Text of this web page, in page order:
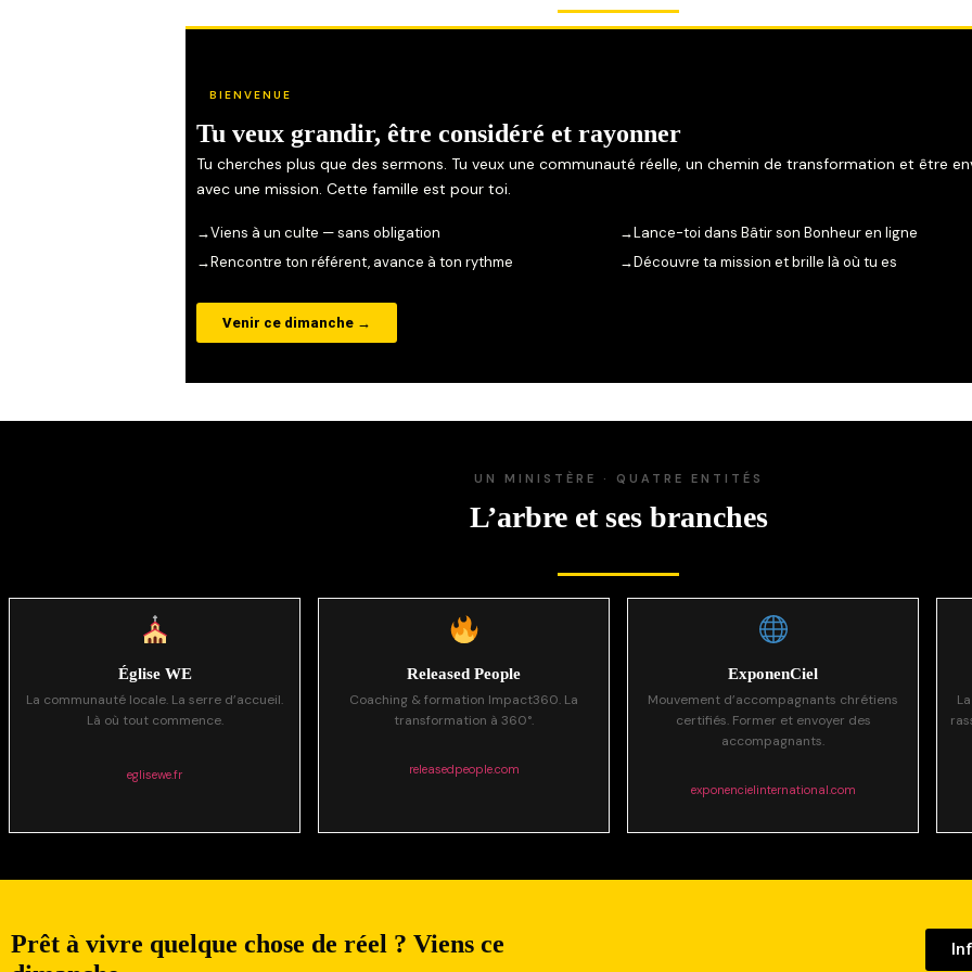
BIENVENUE
Tu veux grandir, être considéré et rayonner
Tu cherches plus que des sermons. Tu veux une communauté réelle, un chemin de transformation et être
avec une mission. Cette famille est pour toi.
→Viens à un culte — sans obligation →Lance-toi dans Bâtir son Bonheur en ligne
→Rencontre ton référent, avance à ton rythme →Découvre ta mission et brille là où tu es
Venir ce dimanche →
UN MINISTÈRE · QUATRE ENTITÉS
L’arbre et ses branches
Église WE
La communauté locale. La serre d’accueil.
Là où tout commence.
eglisewe.fr
Released People
Coaching & formation Impact360. La
transformation à 360°.
releasedpeople.com
ExponenCiel
Mouvement d’accompagnants chrétiens
certifiés. Former et envoyer des
accompagnants.
exponencielinternational.com
Prêt à vivre quelque chose de réel ? Viens ce